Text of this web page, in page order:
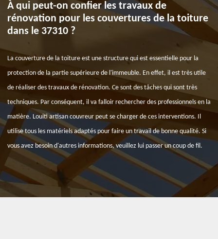
À qui peut-on confier les travaux de
rénovation pour les couvertures de la toiture
dans le 37310 ?
La couverture de la toiture est une structure qui est essentielle pour la
protection de la partie supérieure de l'immeuble. En effet, il est très utile
de réaliser des travaux de rénovation. Ce sont des tâches qui sont très
techniques. Par conséquent, il va falloir rechercher des professionnels en la
matière. Louiti artisan couvreur peut se charger de ces interventions. Il
utilise tous les matériels adaptés pour faire un travail de bonne qualité. Si
vous avez besoin d'autres informations, veuillez lui passer un coup de fil.